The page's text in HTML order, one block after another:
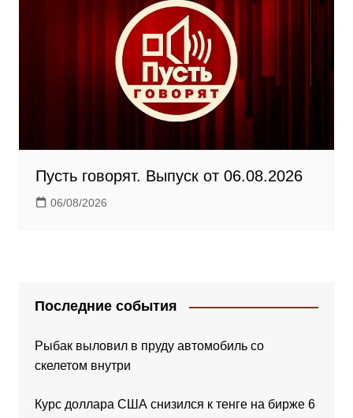
Пусть говорят. Выпуск от 06.08.2026
06/08/2026
Последние события
Рыбак выловил в пруду автомобиль со
скелетом внутри
Курс доллара США снизился к тенге на бирже 6